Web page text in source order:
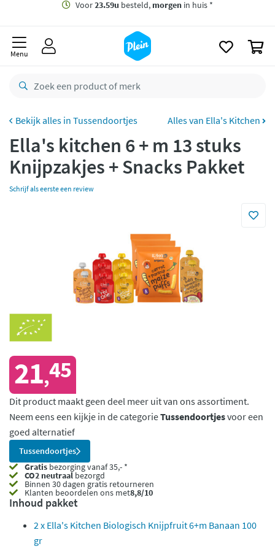
bezorging vanaf 35,- *
besteld,
retourneren
CO2 neutraal bezorgd
Betaal met Klarna
Menu
Tussendoortjes Alles van Ella's Kitchen
Ella's kitchen 6 + m 13 stuks
Knijpzakjes + Snacks Pakket
Schrijf als eerste een review
21,45
Dit product maakt geen deel meer uit van ons assortiment.
Neem eens een kijkje in de categorieTussendoortjesvoor een
goed alternatief
Tussendoortjes
Gratis bezorging vanaf 35,- *
CO2 neutraalbezorgd
Binnen 30 dagen gratis retourneren
Klanten beoordelen ons met8,8/10
Inhoud pakket
2 x Ella's Kitchen Biologisch Knijpfruit 6+m Banaan 100
gr